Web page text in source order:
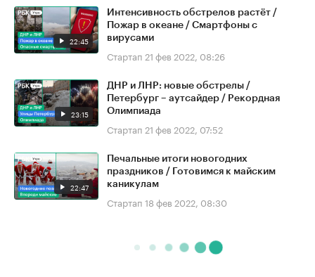
22:45
Интенсивность обстрелов растёт /
Пожар в океане / Смартфоны с
вирусами
Стартап 21 фев 2022, 08:26
23:15
ДНР и ЛНР: новые обстрелы /
Петербург – аутсайдер / Рекордная
Олимпиада
Стартап 21 фев 2022, 07:52
22:47
Печальные итоги новогодних
праздников / Готовимся к майским
каникулам
Стартап 18 фев 2022, 08:30